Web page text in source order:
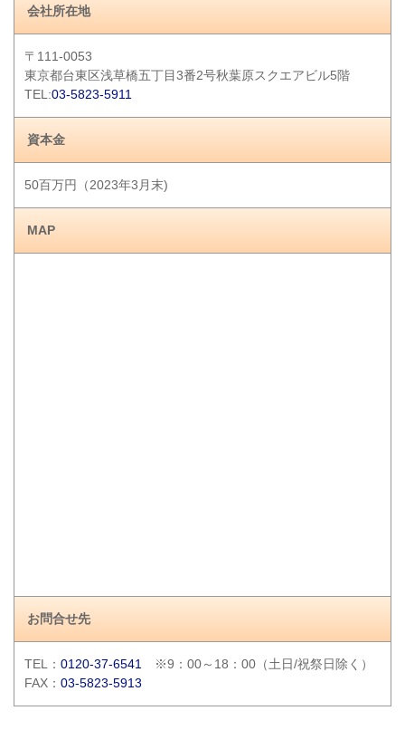
会社所在地
〒111-0053
東京都台東区浅草橋五丁目3番2号秋葉原スクエアビル5階
TEL:03-5823-5911
資本金
50百万円（2023年3月末)
MAP
お問合せ先
TEL：0120-37-6541
※9：00～18：00（土日/祝祭日除く）
FAX：03-5823-5913